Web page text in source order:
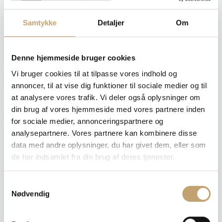
Samtykke Detaljer Om
Denne hjemmeside bruger cookies
Vi bruger cookies til at tilpasse vores indhold og
annoncer, til at vise dig funktioner til sociale medier og til
at analysere vores trafik. Vi deler også oplysninger om
din brug af vores hjemmeside med vores partnere inden
for sociale medier, annonceringspartnere og
analysepartnere. Vores partnere kan kombinere disse
data med andre oplysninger, du har givet dem, eller som
de har indsamlet fra din brug af deres tjenester.
Nødvendig
Nyra – Sten Look Fliser
Vejl. pris fra:380,00kr.pr. m² - Vi sender et
Hvilken flise skal du bruge?
Vælg farve, overflade, størrelse og tykkelse for at se
prisen på din ønskede variant
Farve : Hay
Overflade